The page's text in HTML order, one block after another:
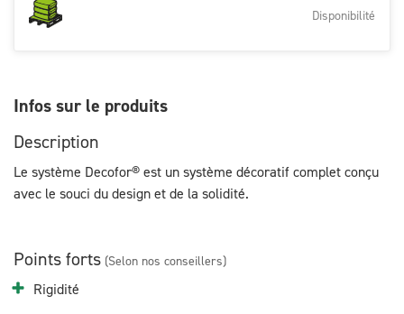
Disponibilité
Infos sur le produits
Description
Le système Decofor® est un système décoratif complet conçu
avec le souci du design et de la solidité.
Points forts (Selon nos conseillers)
Rigidité